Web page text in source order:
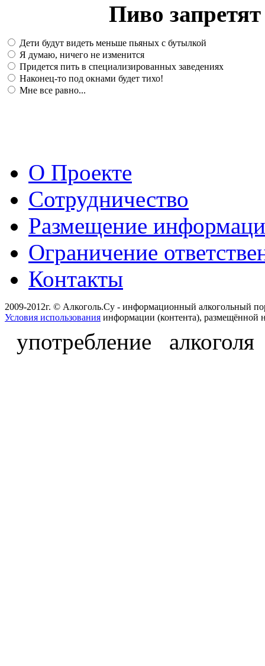
Пиво
Дети будут видеть меньше пьяных с бутылкой
Я думаю, ничего не изменится
Придется пить в специализированных заведениях
Наконец-то под окнами будет тихо!
Мне все равно...
О Проекте
Сотрудничество
Размещение
Ограничение
Контакты
2009-2012г. © Алкоголь.Су - информационный алкогольный
Условия использования информации (контента), размещённой
употребление